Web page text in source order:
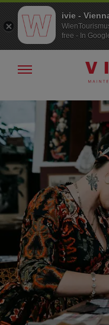
Navigation
Contenu
Afficher
la
navigation
ivie -
free - In